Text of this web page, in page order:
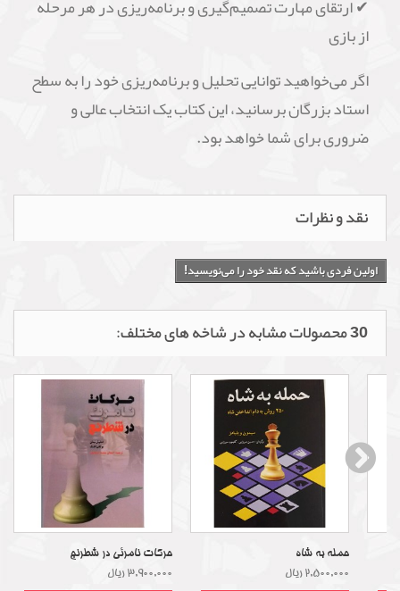
✔ ارتقای مهارت تصمیم‌گیری و برنامه‌ریزی در هر مرحله
از بازی
اگر می‌خواهید توانایی تحلیل و برنامه‌ریزی خود را به سطح
استاد بزرگان برسانید، این کتاب یک انتخاب عالی و
ضروری برای شما خواهد بود.
نقد و نظرات
اولین فردی باشید که نقد خود را می‌نویسید!
30 محصولات مشابه در شاخه های مختلف:
حرکات نامرئی در شطرنج
3,900,000 ریال
حمله به شاه
2,500,000 ریال